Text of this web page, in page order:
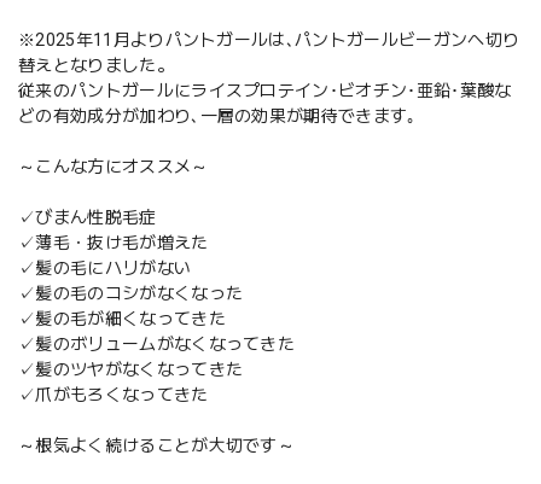
※2025年11月よりパントガールは､パントガールビーガンへ切り
替えとなりました。
従来のパントガールにライスプロテイン･ビオチン･亜鉛･葉酸な
どの有効成分が加わり､一層の効果が期待できます｡
～こんな方にオススメ～
✓びまん性脱毛症
✓薄毛・抜け毛が増えた
✓髪の毛にハリがない
✓髪の毛のコシがなくなった
✓髪の毛が細くなってきた
✓髪のボリュームがなくなってきた
✓髪のツヤがなくなってきた
✓爪がもろくなってきた
～根気よく続けることが大切です～